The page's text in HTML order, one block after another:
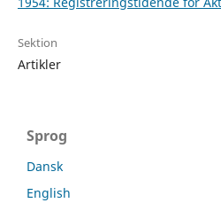
Sektion
Artikler
Sprog
Dansk
English